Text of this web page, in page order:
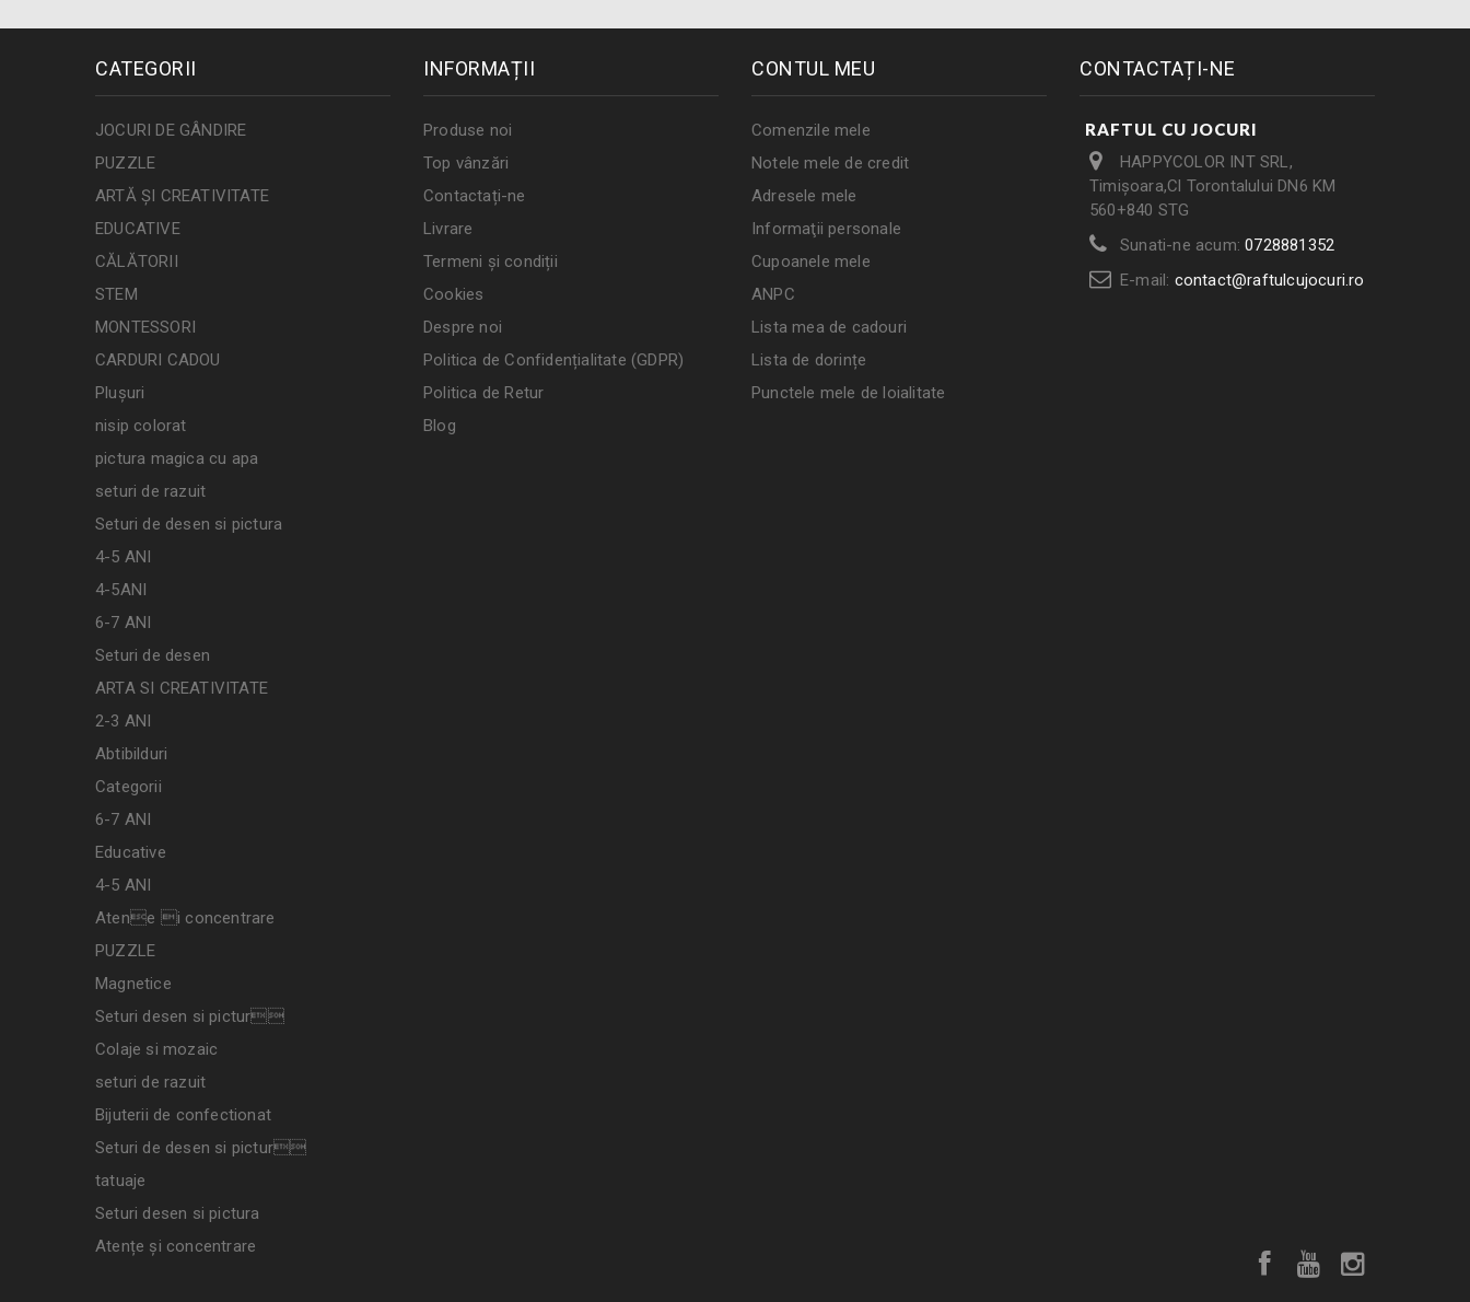
CATEGORII
JOCURI DE GÂNDIRE
PUZZLE
ARTĂ ȘI CREATIVITATE
EDUCATIVE
CĂLĂTORII
STEM
MONTESSORI
CARDURI CADOU
Plușuri
nisip colorat
pictura magica cu apa
seturi de razuit
Seturi de desen si pictura
4-5 ANI
4-5ANI
6-7 ANI
Seturi de desen
ARTA SI CREATIVITATE
2-3 ANI
Abtibilduri
Categorii
6-7 ANI
Educative
4-5 ANI
Atene i concentrare
PUZZLE
Magnetice
Seturi desen si pictur
Colaje si mozaic
seturi de razuit
Bijuterii de confectionat
Seturi de desen si pictur
tatuaje
Seturi desen si pictura
Atențe și concentrare
INFORMAȚII
Produse noi
Top vânzări
Contactați-ne
Livrare
Termeni și condiții
Cookies
Despre noi
Politica de Confidențialitate (GDPR)
Politica de Retur
Blog
CONTUL MEU
Comenzile mele
Notele mele de credit
Adresele mele
Informaţii personale
Cupoanele mele
ANPC
Lista mea de cadouri
Lista de dorințe
Punctele mele de loialitate
CONTACTAȚI-NE
RAFTUL CU JOCURI
HAPPYCOLOR INT SRL,
Timișoara,Cl Torontalului DN6 KM
560+840 STG
Sunati-ne acum:0728881352
E-mail: contact@raftulcujocuri.ro